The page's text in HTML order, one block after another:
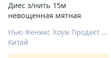
Диес з/нить 15м
невощенная мятная
Нью Феникс Хоум Продакт Маньюфэктори Ко Лтд
Китай